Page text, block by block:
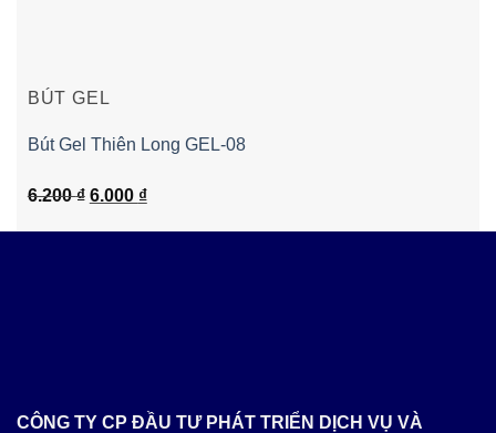
BÚT GEL
Bút Gel Thiên Long GEL-08
6.200₫ Giá
6.000 ₫Giá
CÔNG TY CP ĐẦU TƯ PHÁT TRIỂN DỊCH VỤ VÀ